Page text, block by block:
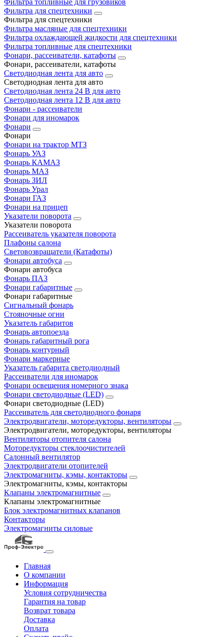
Фильтра топливные для грузовиков
Фильтра для спецтехники
Фильтра для спецтехники
Фильтра масляные для спецтехники
Фильтра охлаждающей жидкости для спецтехники
Фильтра топливные для спецтехники
Фонари, рассеиватели, катафоты
Фонари, рассеиватели, катафоты
Светодиодная лента для авто
Светодиодная лента для авто
Светодиодная лента 24 В для авто
Светодиодная лента 12 В для авто
Фонари - рассеиватели
Фонари для иномарок
Фонари
Фонари
Фонари на трактор МТЗ
Фонарь УАЗ
Фонарь КАМАЗ
Фонарь МАЗ
Фонарь ЗИЛ
Фонарь Урал
Фонари ГАЗ
Фонари на прицеп
Указатели поворота
Указатели поворота
Рассеиватель указателя поворота
Плафоны салона
Световозвращатели (Катафоты)
Фонари автобуса
Фонари автобуса
Фонарь ПАЗ
Фонари габаритные
Фонари габаритные
Сигнальный фонарь
Стояночные огни
Указатель габаритов
Фонарь автопоезда
Фонарь габаритный рога
Фонарь контурный
Фонари маркерные
Указатель габарита светодиодный
Рассеиватели для иномарок
Фонари освещения номерного знака
Фонари светодиодные (LED)
Фонари светодиодные (LED)
Рассеиватель для светодиодного фонаря
Электродвигатели, моторедукторы, вентиляторы
Электродвигатели, моторедукторы, вентиляторы
Вентиляторы отопителя салона
Моторедукторы стеклоочистителей
Салонный вентилятор
Электродвигатели отопителей
Электромагниты, кэмы, контакторы
Электромагниты, кэмы, контакторы
Клапаны электромагнитные
Клапаны электромагнитные
Блок электромагнитных клапанов
Контакторы
Электромагниты силовые
Главная
О компании
Информация
Условия сотрудничества
Гарантия на товар
Возврат товара
Доставка
Оплата